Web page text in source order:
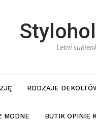
Letni
RODZAJE
MODNE BUTIK OPINIE